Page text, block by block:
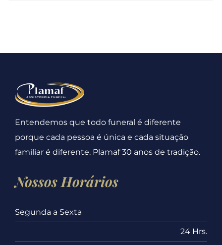
Entendemos que todo funeral é diferente
porque cada pessoa é única e cada situação
familiar é diferente. Plamaf 30 anos de tradição.
Nossos Horários
Segunda a Sexta
24 Hrs.